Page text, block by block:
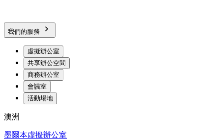
我們的服務
虛擬辦公室
共享辦公空間
商務辦公室
會議室
活動場地
澳洲
墨爾本虛擬辦公室